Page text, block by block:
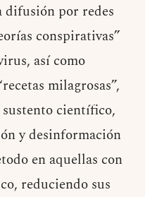
difusión por redes
conspirativas”
así como
milagrosas”,
científico,
y desinformación
en aquellas con
reduciendo sus